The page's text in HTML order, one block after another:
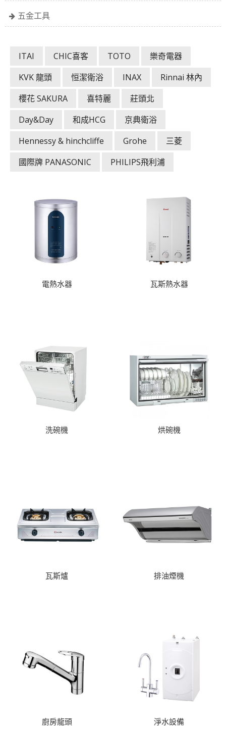
五金工具
ITAI CHIC喜客 TOTO
樂奇電器
KVK 龍頭
恒潔衛浴 INAX
Rinnai 林內
櫻花 SAKURA
喜特麗
莊頭北
Day&Day
和成HCG
京典衛浴
Hennessy & hinchcliffe
Grohe
三菱
國際牌 PANASONIC
PHILIPS飛利浦
電熱水器 瓦斯熱水器
洗碗機 烘碗機
瓦斯爐 排油煙機
廚房龍頭 淨水設備